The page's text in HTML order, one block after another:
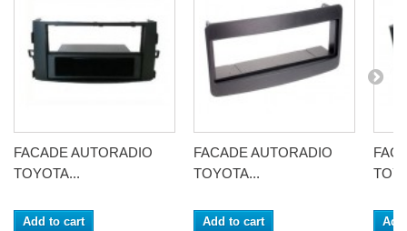
FACADE AUTORADIO
TOYOTA...
Add to cart
FACADE AUTORADIO
TOYOTA...
Add to cart